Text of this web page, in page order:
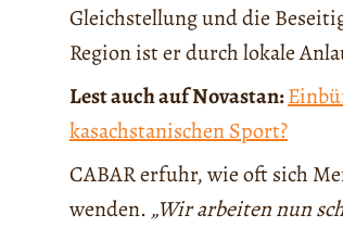
Gleichstellung und die
Region ist er durch lokale
Lest auch auf Novastan:
kasachstanischen Sport?
CABAR erfuhr, wie oft sich
wenden. „Wir arbeiten nun